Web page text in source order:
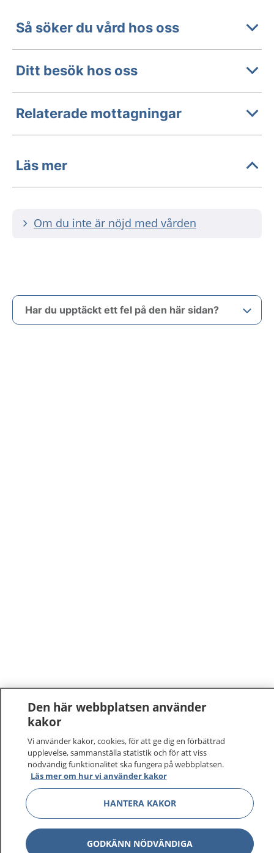
Så söker du vård hos oss
Ditt besök hos oss
Relaterade mottagningar
Läs mer
Om du inte är nöjd med vården
Har du upptäckt ett fel på den här sidan?
Den här webbplatsen använder
kakor
Vi använder kakor, cookies, för att ge dig en förbättrad
upplevelse, sammanställa statistik och för att viss
nödvändig funktionalitet ska fungera på webbplatsen.
Läs mer om hur vi använder kakor
HANTERA KAKOR
GODKÄNN NÖDVÄNDIGA